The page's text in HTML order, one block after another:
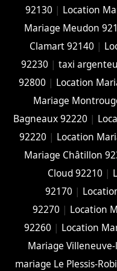
92130 | Location
Mariage Meudon
Clamart 92140 |
92230 |taxi
92800 | Location
Mariage
Bagneaux 92220 |
92220 | Location
Mariage Châtillon
Cloud 92210 |
92170 |
92270 | Location
92260 | Location
Mariage
mariage Le Plessis-